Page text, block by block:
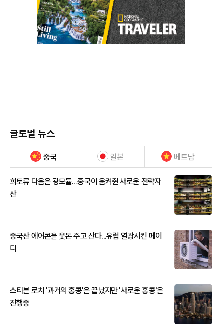
글로벌 뉴스
중국 일본 베트남
희토류 다음은 광모듈…중국이 움켜쥔 새로운 전략자
산
중국산 에어콘을 웃돈 주고 산다...유럽 열광시킨 메이
디
스티븐 로치 '과거의 홍콩'은 끝났지만 '새로운 홍콩'은
진행중